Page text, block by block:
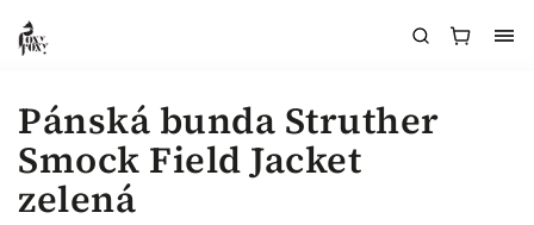
Pánská bunda Struther
Smock Field Jacket
zelená